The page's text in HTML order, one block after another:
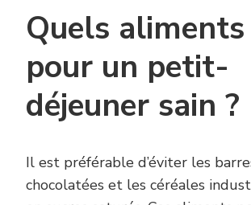
Quels
pour un petit-
déjeuner sain ?
Il est préférable d’éviter les
chocolatées et les céréales